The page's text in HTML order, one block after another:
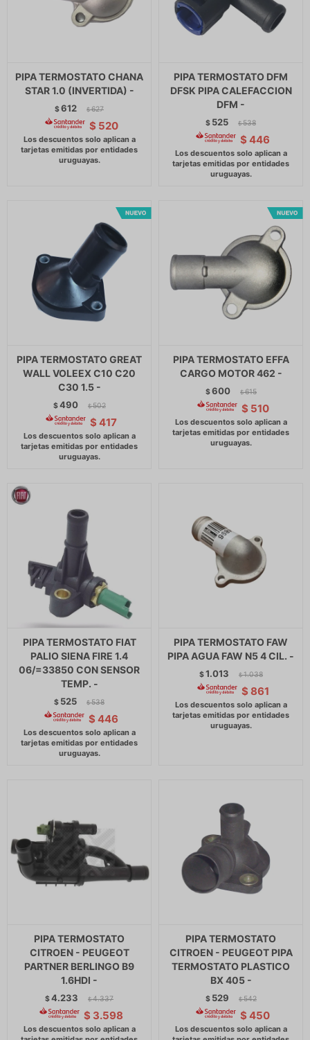
PIPA TERMOSTATO CHANA
STAR 1.0 (INVERTIDA) -
$612 $ 627
$ 520
PIPA TERMOSTATO DFM
DFSK PIPA CALEFACCION
DFM -
$ 525 $ 538
$ 446
PIPA TERMOSTATO GREAT
WALL VOLEEX C10 C20
C30 1.5 -
$490 $ 502
$ 417
PIPA TERMOSTATO EFFA
CARGO MOTOR 462 -
$600 $ 615
$ 510
PIPA TERMOSTATO FIAT
PALIO SIENA FIRE 1.4
06/=33850 CON SENSOR
TEMP. -
$ 525 $ 538
$ 446
PIPA TERMOSTATO FAW
PIPA AGUA FAW N5 4 CIL. -
$1.013 $ 1.038
$ 861
PIPA TERMOSTATO
CITROEN - PEUGEOT
PARTNER BERLINGO B9
1.6HDI -
$4.233 $ 4.337
$ 3.598
PIPA TERMOSTATO
CITROEN - PEUGEOT PIPA
TERMOSTATO PLASTICO
BX 405 -
$ 529 $ 542
$ 450